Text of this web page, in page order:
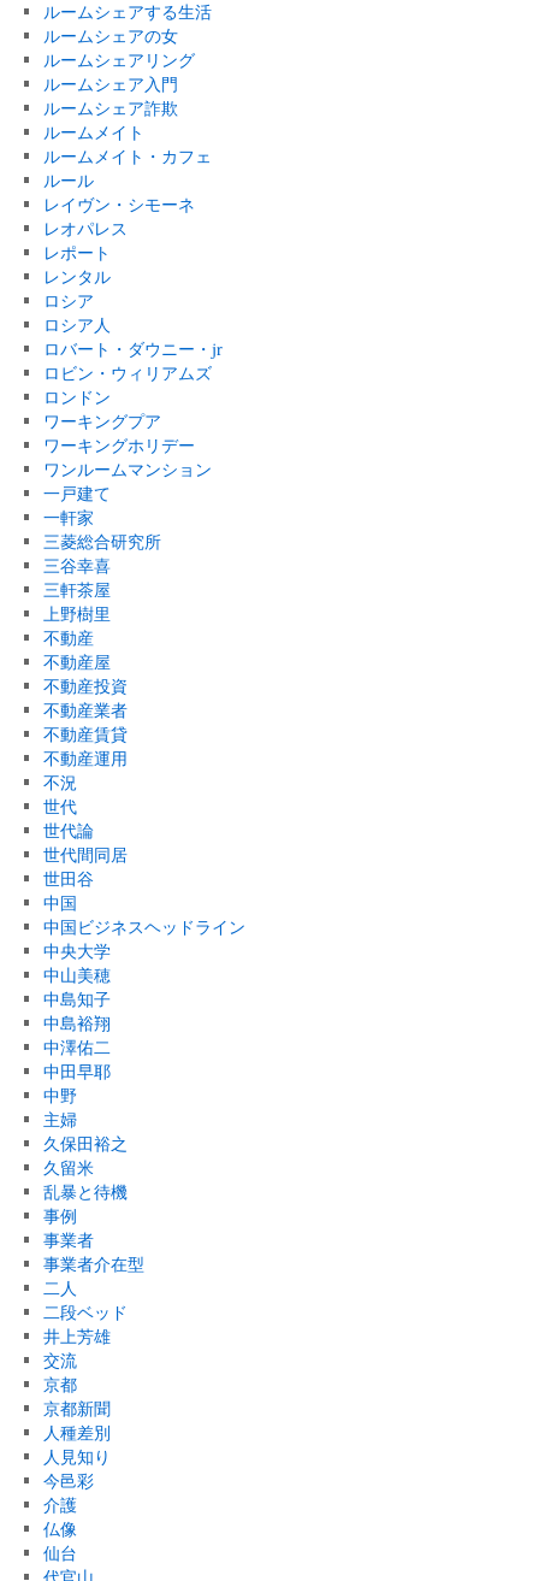
ルームシェアする生活
ルームシェアの女
ルームシェアリング
ルームシェア入門
ルームシェア詐欺
ルームメイト
ルームメイト・カフェ
ルール
レイヴン・シモーネ
レオパレス
レポート
レンタル
ロシア
ロシア人
ロバート・ダウニー・jr
ロビン・ウィリアムズ
ロンドン
ワーキングプア
ワーキングホリデー
ワンルームマンション
一戸建て
一軒家
三菱総合研究所
三谷幸喜
三軒茶屋
上野樹里
不動産
不動産屋
不動産投資
不動産業者
不動産賃貸
不動産運用
不況
世代
世代論
世代間同居
世田谷
中国
中国ビジネスヘッドライン
中央大学
中山美穂
中島知子
中島裕翔
中澤佑二
中田早耶
中野
主婦
久保田裕之
久留米
乱暴と待機
事例
事業者
事業者介在型
二人
二段ベッド
井上芳雄
交流
京都
京都新聞
人種差別
人見知り
今邑彩
介護
仏像
仙台